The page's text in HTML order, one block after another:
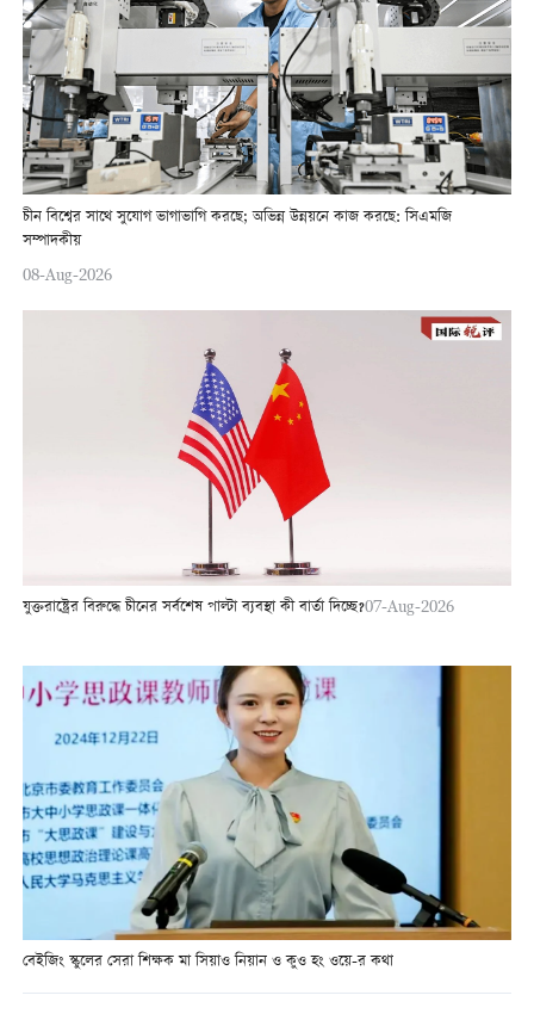
চীন বিশ্বের সাথে সুযোগ ভাগাভাগি করছে; অভিন্ন উন্নয়নে কাজ করছে: সিএমজি
সম্পাদকীয়
08-Aug-2026
যুক্তরাষ্ট্রের বিরুদ্ধে চীনের সর্বশেষ পাল্টা ব্যবস্থা কী বার্তা দিচ্ছে?07-Aug-2026
বেইজিং স্কুলের সেরা শিক্ষক মা সিয়াও নিয়ান ও কুও হং ওয়ে-র কথা